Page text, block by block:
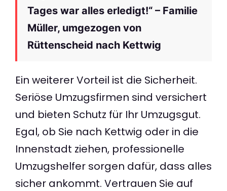
Tages war alles erledigt!“ – Familie
Müller, umgezogen von
Rüttenscheid nach Kettwig
Ein weiterer Vorteil ist die Sicherheit.
Seriöse Umzugsfirmen sind versichert
und bieten Schutz für Ihr Umzugsgut.
Egal, ob Sie nach Kettwig oder in die
Innenstadt ziehen, professionelle
Umzugshelfer sorgen dafür, dass alles
sicher ankommt. Vertrauen Sie auf